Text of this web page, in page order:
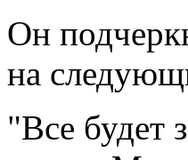
Он
на
"Все будет